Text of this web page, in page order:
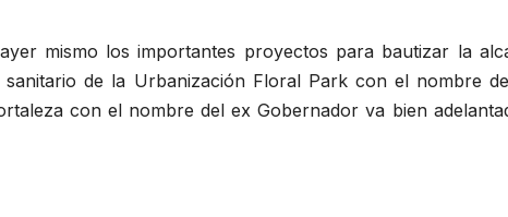
mismo los importantes proyectos para bautizar la
de la Urbanización Floral Park con el nombre
con el nombre del ex Gobernador va bien